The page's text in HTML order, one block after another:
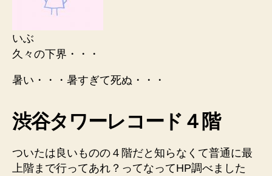
いぶ
久々の下界・・・
暑い・・・暑すぎて死ぬ・・・
渋谷タワーレコード４階
ついたは良いものの４階だと知らなくて普通に最
上階まで行ってあれ？ってなってHP調べました